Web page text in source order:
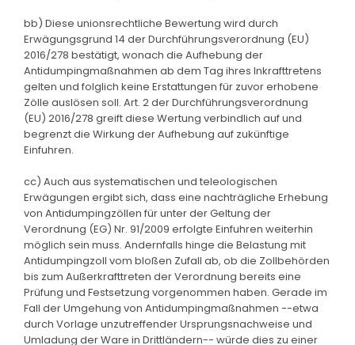
bb) Diese unionsrechtliche Bewertung wird durch
Erwägungsgrund 14 der Durchführungsverordnung (EU)
2016/278 bestätigt, wonach die Aufhebung der
Antidumpingmaßnahmen ab dem Tag ihres Inkrafttretens
gelten und folglich keine Erstattungen für zuvor erhobene
Zölle auslösen soll. Art. 2 der Durchführungsverordnung
(EU) 2016/278 greift diese Wertung verbindlich auf und
begrenzt die Wirkung der Aufhebung auf zukünftige
Einfuhren.
cc) Auch aus systematischen und teleologischen
Erwägungen ergibt sich, dass eine nachträgliche Erhebung
von Antidumpingzöllen für unter der Geltung der
Verordnung (EG) Nr. 91/2009 erfolgte Einfuhren weiterhin
möglich sein muss. Andernfalls hinge die Belastung mit
Antidumpingzoll vom bloßen Zufall ab, ob die Zollbehörden
bis zum Außerkrafttreten der Verordnung bereits eine
Prüfung und Festsetzung vorgenommen haben. Gerade im
Fall der Umgehung von Antidumpingmaßnahmen --etwa
durch Vorlage unzutreffender Ursprungsnachweise und
Umladung der Ware in Drittländern-- würde dies zu einer